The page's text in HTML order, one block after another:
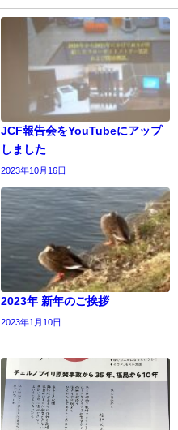
JCF報告会をYouTubeにアップ
しました
2023年10月16日
2023年 新年のご挨拶
2023年1月10日